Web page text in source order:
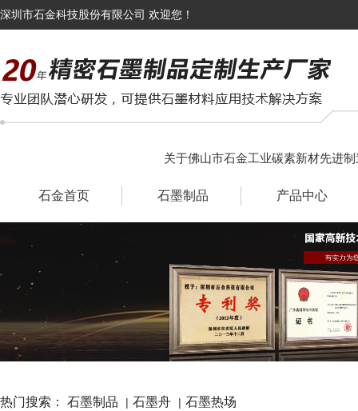
深圳市石金科技股份有限公司 欢迎您！
关于佛山市石金工业碳素新材先进
石金首页 石墨制品 产品中心
热门搜索： 石墨制品 | 石墨舟 | 石墨热场